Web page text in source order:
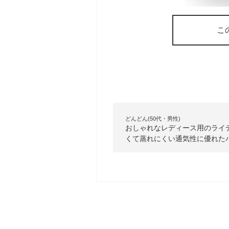
こ
どんどん(50代・男性)
おしゃれなレディース用のラ
くて蒸れにくい通気性に優れ